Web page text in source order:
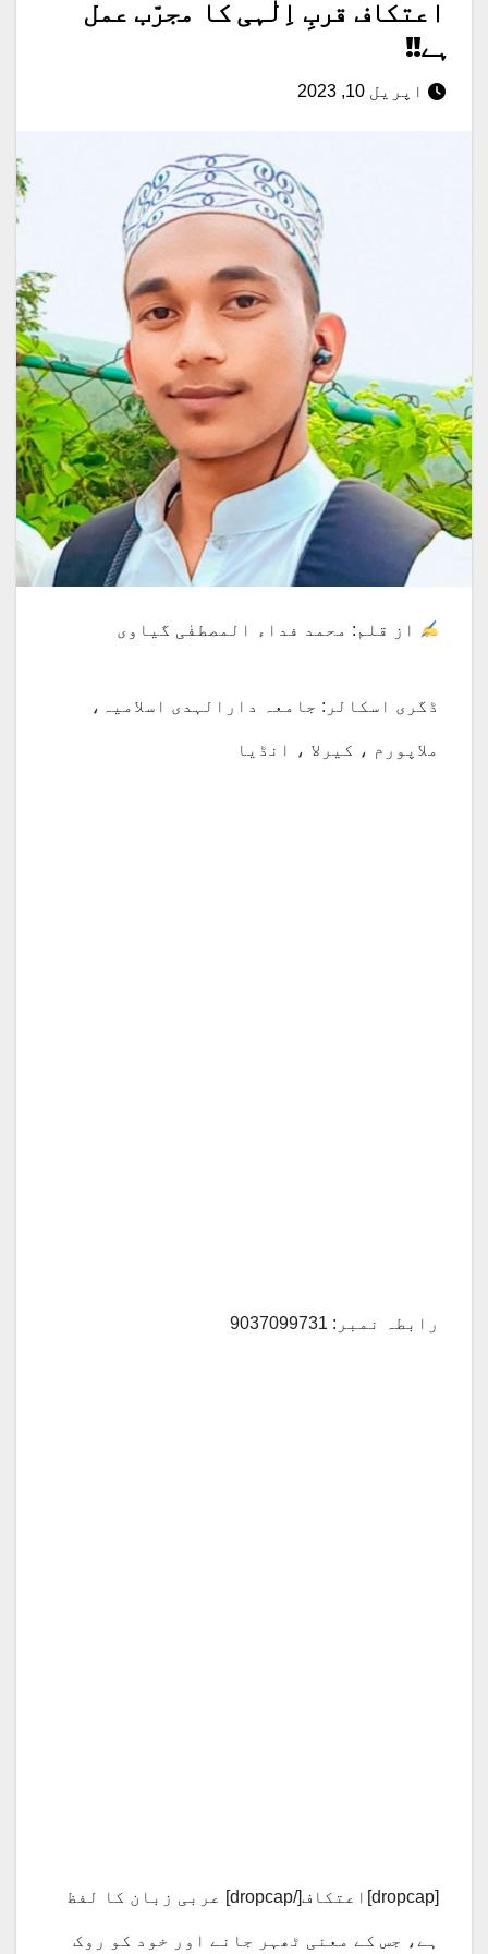
اعتکاف قربِ اِلٰہی کا مجرّب عمل
ہے!!
اپریل 10, 2023
از قلم: محمد فداء المصطفٰی گیاوی
ڈگری اسکالر: جامعہ دارالہدی اسلامیہ،
ملاپورم ، کیرلا ، انڈیا
رابطہ نمبر: 9037099731
[dropcap]اعتکاف[/dropcap] عربی زبان کا لفظ
ہے، جس کے معنی ٹھہر جانے اور خود کو روک